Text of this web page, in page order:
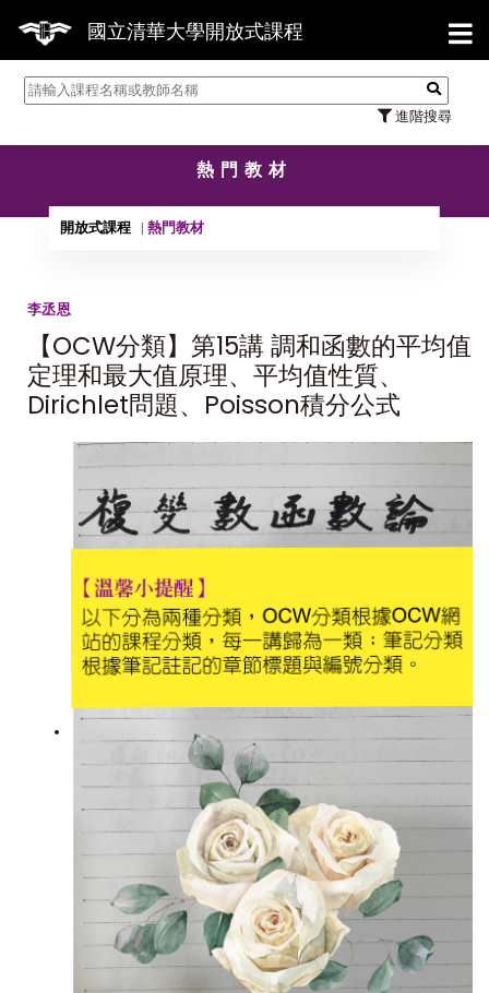
國立清華大學開放式課程
進階搜尋
【
熱門教材
開放式課程 熱門教材
李丞恩
【OCW分類】第15講 調和函數的平均值
定理和最大值原理、平均值性質、
Dirichlet問題、Poisson積分公式